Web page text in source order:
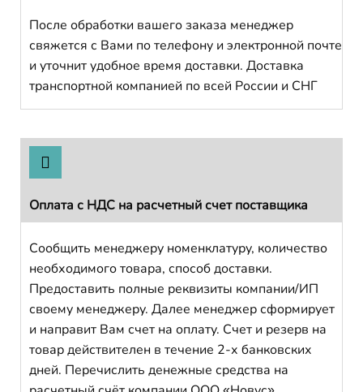
После обработки вашего заказа менеджер
свяжется с Вами по телефону и электронной почте
и уточнит удобное время доставки. Доставка
транспортной компанией по всей России и СНГ
Оплата с НДС на расчетный счет поставщика
Сообщить менеджеру номенклатуру, количество
необходимого товара, способ доставки.
Предоставить полные реквизиты компании/ИП
своему менеджеру. Далее менеджер сформирует
и направит Вам счет на оплату. Счет и резерв на
товар действителен в течение 2-х банковских
дней. Перечислить денежные средства на